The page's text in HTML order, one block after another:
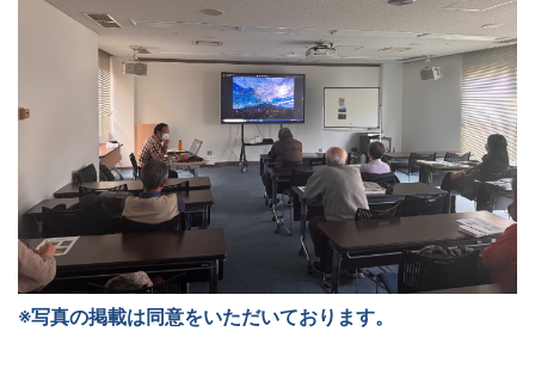
※写真の掲載は同意をいただいております。